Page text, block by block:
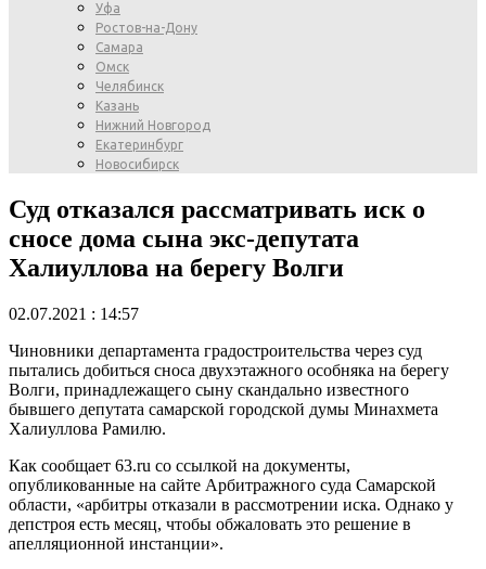
Уфа
Ростов-на-Дону
Самара
Омск
Челябинск
Казань
Нижний Новгород
Екатеринбург
Новосибирск
Суд отказался рассматривать иск о
сносе дома сына экс-депутата
Халиуллова на берегу Волги
02.07.2021 : 14:57
Чиновники департамента градостроительства через суд
пытались добиться сноса двухэтажного особняка на берегу
Волги, принадлежащего сыну скандально известного
бывшего депутата самарской городской думы Минахмета
Халиуллова Рамилю.
Как сообщает 63.ru со ссылкой на документы,
опубликованные на сайте Арбитражного суда Самарской
области, «арбитры отказали в рассмотрении иска. Однако у
депстроя есть месяц, чтобы обжаловать это решение в
апелляционной инстанции».